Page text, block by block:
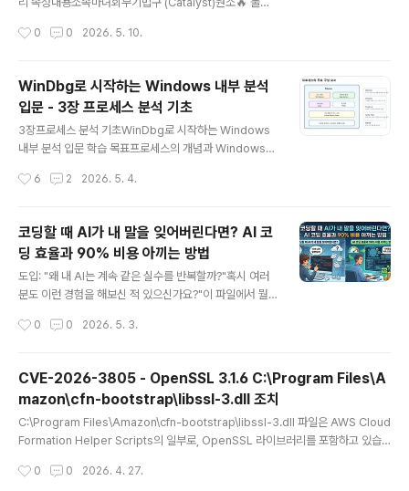
효율 특화 공격마녀회 배경과 연결된 특수 능력 보유입을
ohen) - 서늘한 화살촉 속성내용소속페보니우스 기사단
무기장병기 (Polearm)원소❄️ 얼음생일4 월 3 일📜 스킬
특징:서풍 기사단 원격 부대 차장으로서의 특수 전술비정
통 전술과 얼음 원소의 시너지 활용원소 충전 효율이 높은
장병기 사용3️⃣ 프루네 (Prune) - 돌아온 동심 속성내용소
일📜 스킬 특징:마녀 사냥꾼 배경을 ..
0 0 2026. 5. 10.
WinDbg로 시작하는 Windows 내부 분석
입문 - 3장 프로세스 분석 기초
3장프로세스 분석 기초WinDbg로 시작하는 Windows
내부 분석 입문 학습 목표프로세스의 개념과 Windows
명령으로 프로세스 정보를 확인하며, 프로세스 간의 관계
서 WinDbg 설치와 커널 디버깅 환경을 구성했고, 2장에
서 레지스터와 어셈블리 기초를 익혔다면, 이제 Window
s 내부의 핵심 구조체인 프로세스를 본격적으로 분석해 볼
차례다.프로세스는 운영체제가 프로그램을 실행할 때 생성
하는 기본 단위다. 각 프로세스는 고유한 가상 메모리 공간
의 상태를 실시간으로 관찰하고 분석할 수 있다.처음에는
6 2 2026. 5. 4.
코딩할 때 AI가 내 말을 잊어버린다면? AI 코
딩 효율과 90% 비용 아끼는 방법
도입: "왜 내 AI는 계속 같은 실수를 반복할까?"혹시 여러
분도 이런 경험을 해보신 적 있으신가요?"이 파일에서 뭘
야?"AI 코딩 도구를 사용하다 보면, 작업이 길어질수록 AI
가장 큰 원인입니다.문제: 왜 AI는 '단기 기억상실증'을 겪
을까?AI 코딩 도구(Copilot, Cursor, Claude Code
등)는 기본적으로 **"맥락 창(Context Window)"**이
라는 제한된 메모리를 가지고 있습니다. 문제설명맥락 소
불필요한 토큰을 계속 소비하여 API 비용 폭증효율..
0 0 2026. 5. 3.
CVE-2026-3805 - OpenSSL 3.1.6 C:\Program Files\A
mazon\cfn-bootstrap\libssl-3.dll 조치
C:\Program Files\Amazon\cfn-bootstrap\libssl-3.dll 파일은 AWS Cloud
Formation Helper Scripts의 일부로, OpenSSL 라이브러리를 포함하고 있습
tstrap 도구의 일부이므로, AWS가 업데이트를 제공해야 합니다.버전 3.1.8 요구사
0 0 2026. 4. 27.